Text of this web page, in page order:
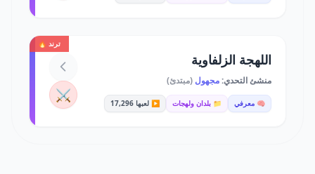
ترند 🔥
اللهجة الزلفاوية
منشئ التحدي:مجهول (مبتدئ)
🧠 معرفي 📁 بلدان ولهجات ▶️ لعبها 17,296 ⚔️